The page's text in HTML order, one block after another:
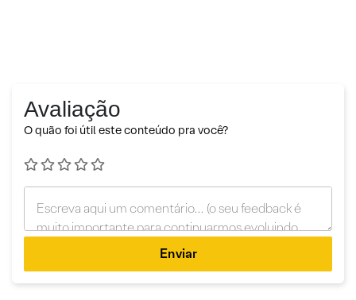
Avaliação
O quão foi útil este conteúdo pra você?
Enviar